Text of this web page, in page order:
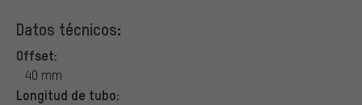
Datos técnicos:
Offset:
40 mm
Longitud de tubo: